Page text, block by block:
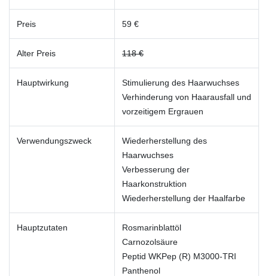
Preis 59 €
Alter Preis 118 €
Hauptwirkung
Stimulierung des Haarwuchses
Verhinderung von Haarausfall und
vorzeitigem Ergrauen
Verwendungszweck
Wiederherstellung des
Haarwuchses
Verbesserung der
Haarkonstruktion
Wiederherstellung der Haalfarbe
Hauptzutaten
Rosmarinblattöl
Carnozolsäure
Peptid WKPep (R) M3000-TRI
Panthenol